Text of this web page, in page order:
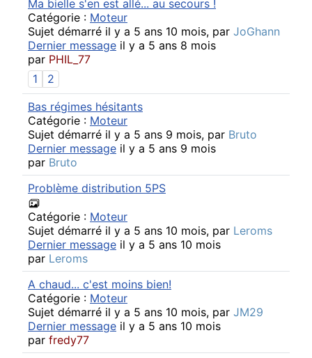
Ma bielle s'en est allé... au secours !
Catégorie : Moteur
Sujet démarré il y a 5 ans 10 mois, par JoGhann
Dernier message il y a 5 ans 8 mois
par PHIL_77
1
2
Bas régimes hésitants
Catégorie : Moteur
Sujet démarré il y a 5 ans 9 mois, par Bruto
Dernier message il y a 5 ans 9 mois
par Bruto
Problème distribution 5PS
Catégorie : Moteur
Sujet démarré il y a 5 ans 10 mois, par Leroms
Dernier message il y a 5 ans 10 mois
par Leroms
A chaud... c'est moins bien!
Catégorie : Moteur
Sujet démarré il y a 5 ans 10 mois, par JM29
Dernier message il y a 5 ans 10 mois
par fredy77